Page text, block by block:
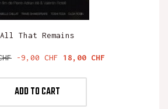
All That Remains
-9,00 CHF Preis
18,00 CHF
ADD TO CART